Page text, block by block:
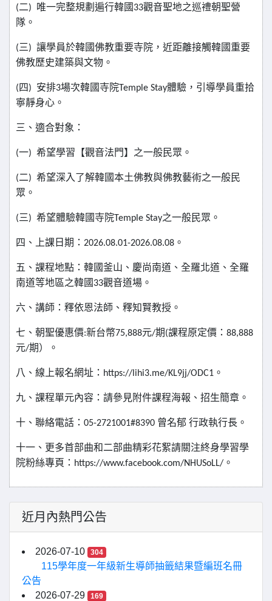
(二) 唯一完整規劃遍行韓國 33觀音聖地之巡禮朝聖營
隊。
(三) 讓學員於韓國佛教重要寺院，近距離接觸韓國重要
佛教歷史建築與文物。
(四) 安排3場次韓國寺院Temple Stay體驗，引導學員重拾
寧靜身心。
三、適合對象：
(一) 希望學習【觀音法門】之一般民眾。
(二) 希望深入了解韓國本土佛教與佛教藝術之一般民
眾。
(三) 希望體驗韓國寺院Temple Stay之一般民眾。
四、上課日期： 2026.08.01-2026.08.08 。
五、課程地點：韓國釜山、慶尚南道、全羅北道、全羅
南道等地區之韓國 33觀音道場。
六、講師：釋依恩法師、釋知賢教授。
七、朝聖優惠價:新台幣75,888元/期(課程原定價： 88,888
元/期）。
八、線上報名網址： https://lihi3.me/KL9jj/ODC1 。
九、課程單元內容：請參見附件課程海報、招生簡章。
十、聯絡電話： 05-2721001#8390 曾名郁 行政執行長。
十一、更多首部曲和二部曲精彩花絮請關注終身學習學
院粉絲專頁： https://www.facebook.com/NHUSoLL/ 。
近月內熱門公告
2026-07-10 304
115學年度一年級新生導師抽籤結果暨編班名冊
公告
2026-07-29
169